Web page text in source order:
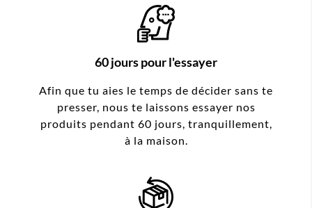
60 jours pour l'essayer
Afin que tu aies le temps de décider sans te
presser, nous te laissons essayer nos
produits pendant 60 jours, tranquillement,
à la maison.